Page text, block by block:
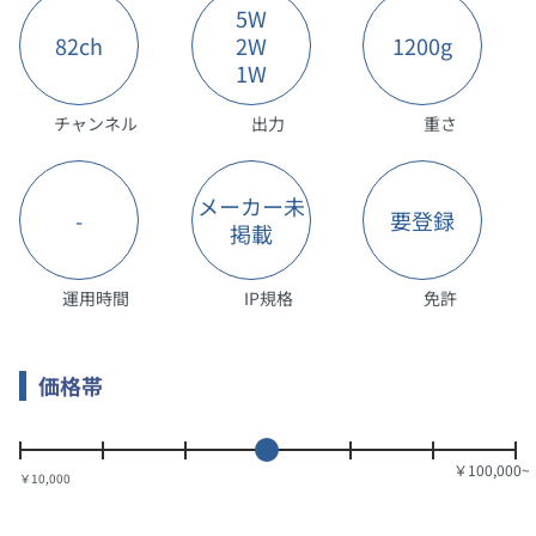
82ch
チャンネル
5W
2W
1W
出力
1200g
重さ
-
運用時間
メーカー未
掲載
IP規格
要登録
免許
価格帯
￥10,000